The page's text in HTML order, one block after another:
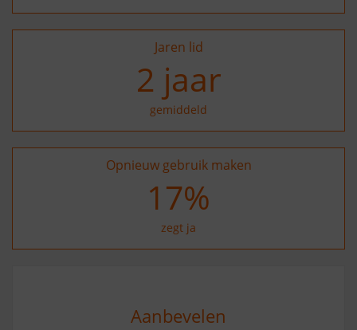
Jaren lid
2 jaar
gemiddeld
Opnieuw gebruik maken
27%
zegt ja
Aanbevelen